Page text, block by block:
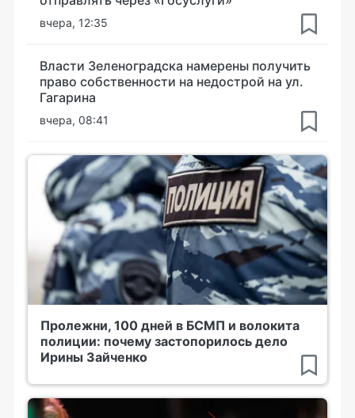
вчера, 12:35
Власти Зеленоградска намерены получить
право собственности на недострой на ул.
Гагарина
вчера, 08:41
Пролежни, 100 дней в БСМП и волокита
полиции: почему застопорилось дело
Ирины Зайченко